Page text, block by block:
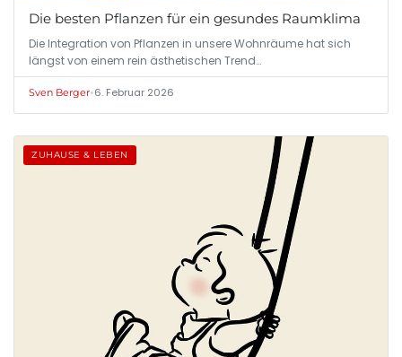
Die besten Pflanzen für ein gesundes Raumklima
Die Integration von Pflanzen in unsere Wohnräume hat sich
längst von einem rein ästhetischen Trend…
Sven Berger•6. Februar 2026
ZUHAUSE & LEBEN